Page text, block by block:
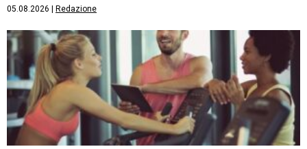
05.08.2026 Redazione